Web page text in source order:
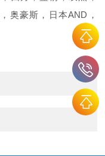
奥豪斯，日本AND，